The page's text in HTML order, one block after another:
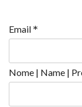
Email *
Nome | Name |